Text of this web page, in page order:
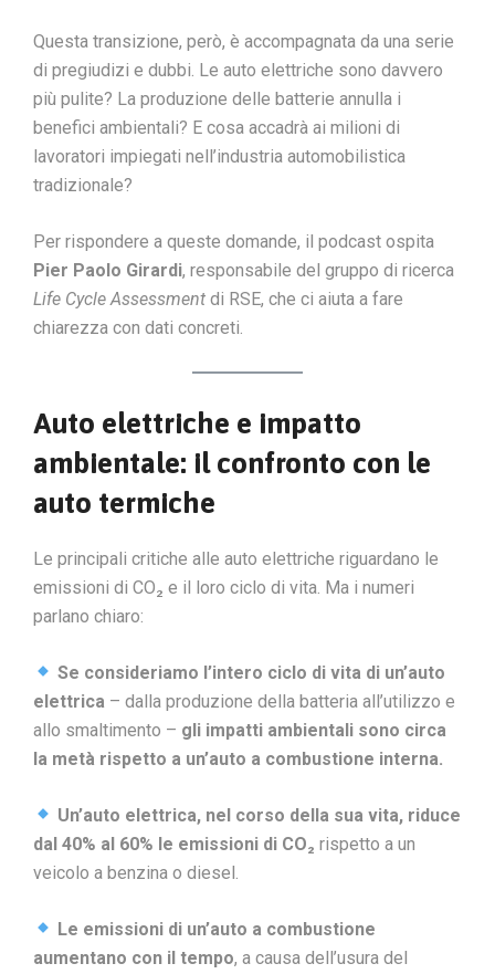
Questa transizione, però, è accompagnata da una serie
di pregiudizi e dubbi. Le auto elettriche sono davvero
più pulite? La produzione delle batterie annulla i
benefici ambientali? E cosa accadrà ai milioni di
lavoratori impiegati nell’industria automobilistica
tradizionale?
Per rispondere a queste domande, il podcast ospita
Pier Paolo Girardi, responsabile del gruppo di ricerca
Life Cycle Assessment di RSE, che ci aiuta a fare
chiarezza con dati concreti.
Auto elettriche e impatto
ambientale: il confronto con le
auto termiche
Le principali critiche alle auto elettriche riguardano le
emissioni di CO₂ e il loro ciclo di vita. Ma i numeri
parlano chiaro:
Se consideriamo l’intero ciclo di vita di un’auto
elettrica – dalla produzione della batteria all’utilizzo e
allo smaltimento – gli impatti ambientali sono circa
la metà rispetto a un’auto a combustione interna.
Un’auto elettrica, nel corso della sua vita, riduce
dal 40% al 60% le emissioni di CO₂ rispetto a un
veicolo a benzina o diesel.
Le emissioni di un’auto a combustione
aumentano con il tempo, a causa dell’usura del